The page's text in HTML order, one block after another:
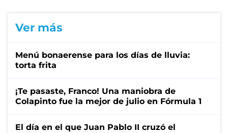
Ver más
Menú bonaerense para los días de lluvia:
torta frita
¡Te pasaste, Franco! Una maniobra de
Colapinto fue la mejor de julio en Fórmula 1
El día en el que Juan Pablo II cruzó el